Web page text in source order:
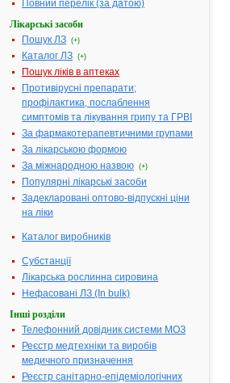
Повний перелік (за датою)
Лікарські засоби
Пошук ЛЗ (+)
Каталог ЛЗ (+)
Пошук ліків в аптеках
Противірусні препарати;
профілактика, послаблення
симптомів та лікування грипу та ГРВІ
За фармакотерапевтичними групами
За лікарською формою
За міжнародною назвою (+)
Популярні лікарські засоби
Задекларовані оптово-відпускні ціни
на ліки
Каталог виробників
Субстанції
Лікарська рослинна сировина
Нефасовані ЛЗ (In bulk)
Інші розділи
Телефонний довідник системи МОЗ
Реєстр медтехніки та виробів
медичного призначення
Реєстр санітарно-епідеміологічних